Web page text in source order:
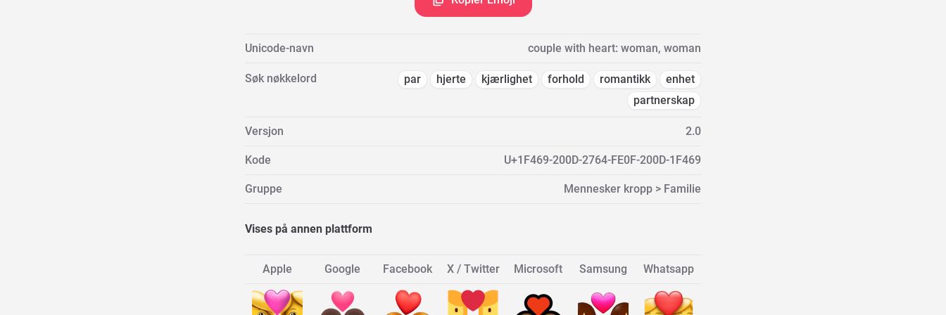
Unicode-navn couple with heart: woman, woman
Søk nøkkelord par hjerte kjærlighet forhold romantikk
enhet
partnerskap
Versjon 2.0
Kode U+1F469-200D-2764-FE0F-200D-1F469
Gruppe Mennesker kropp > Familie
Vises på annen plattform
Apple Google Facebook X / Twitter Microsoft Samsung Whatsapp